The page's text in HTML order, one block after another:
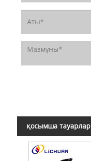
қосымша тауарлар